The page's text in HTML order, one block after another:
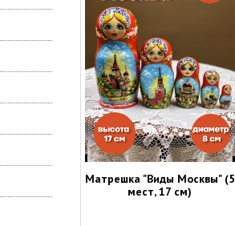
Матрешка "Виды Москвы" (5
мест, 17 см)